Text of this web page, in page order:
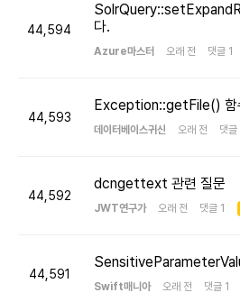
44,594
다.
Azure마스터 오래 전 댓글 1
44,593
Exception::getFile() 함
데이터베이스귀신 오래 전 댓
44,592
dcngettext 관련 질문
JWT연구가 오래 전 댓글 1
44,591
Swift매니아 오래 전 댓글 1